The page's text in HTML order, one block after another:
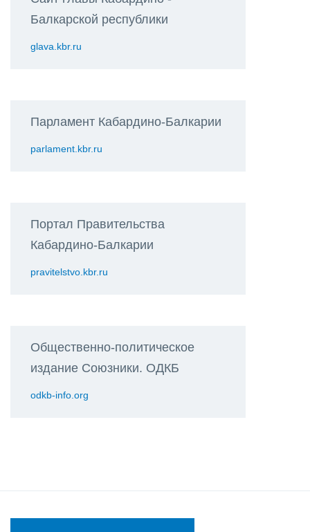
Балкарской республики
glava.kbr.ru
Парламент Кабардино-Балкарии
parlament.kbr.ru
Портал Правительства
Кабардино-Балкарии
pravitelstvo.kbr.ru
Общественно-политическое
издание Союзники. ОДКБ
odkb-info.org